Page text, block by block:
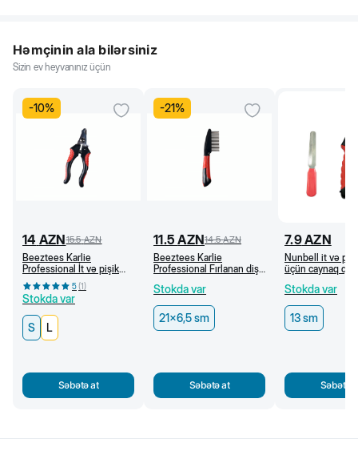
Həmçinin ala bilərsiniz
Sizin ev heyvanınız üçün
-10%
14 AZN15.5 AZN
Beeztees Karlie
Professional İt və pişik
üçün caynaq qayçısı (S)
5(1)
Stokda var
S L
Səbətə at
-21%
11.5 AZN14.5 AZN
Beeztees Karlie
Professional Fırlanan dişli
Stokda var
21x6,5 sm
Səbətə at
7.9AZN
Nunbell it və
üçün caynaq
Stokda var
13 sm
Səbətə